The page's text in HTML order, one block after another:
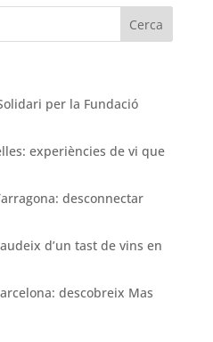
per la Fundació
experiències de vi que
desconnectar
d’un tast de vins en
descobreix Mas